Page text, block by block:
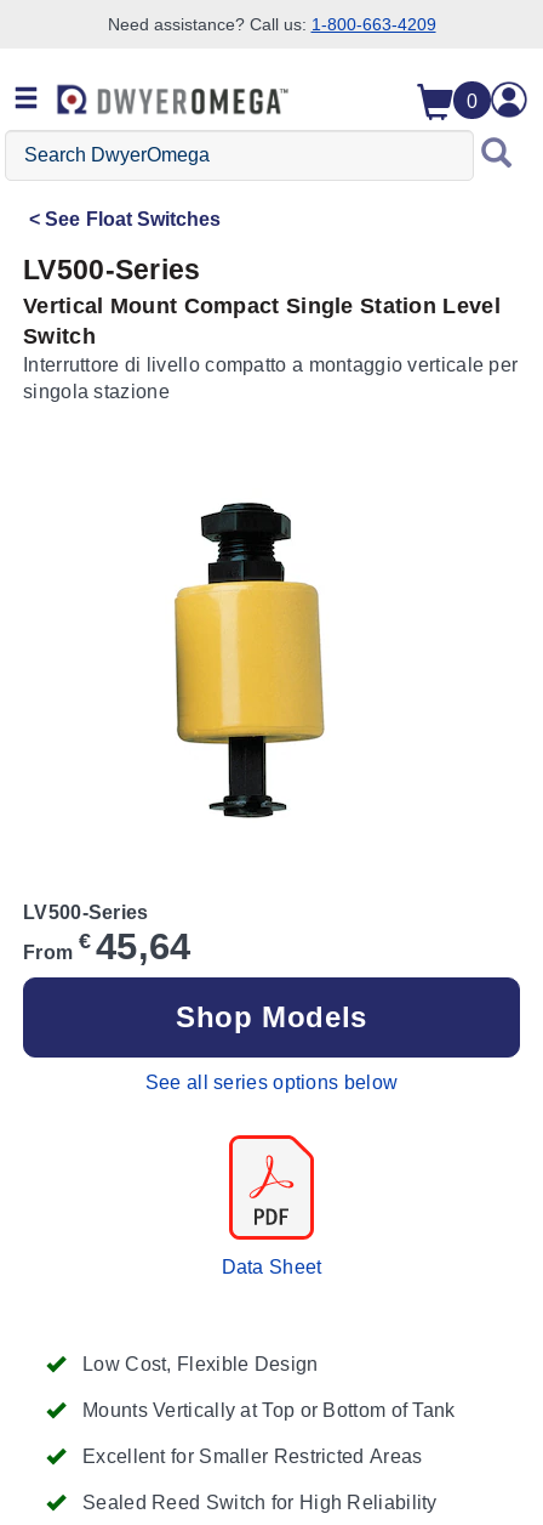
Need assistance? Call us: 1-800-663-4209
0
Search
DwyerOmega
See Float Switches
LV500-Series
Vertical Mount Compact Single Station Level
Switch
Interruttore di livello compatto a montaggio verticale per
singola stazione
Low Cost, Flexible Design
Mounts Vertically at Top or Bottom of Tank
Excellent for Smaller Restricted Areas
Sealed Reed Switch for High Reliability
LV500-Series
From € 45,64
Shop Models
See all series options below
Data Sheet